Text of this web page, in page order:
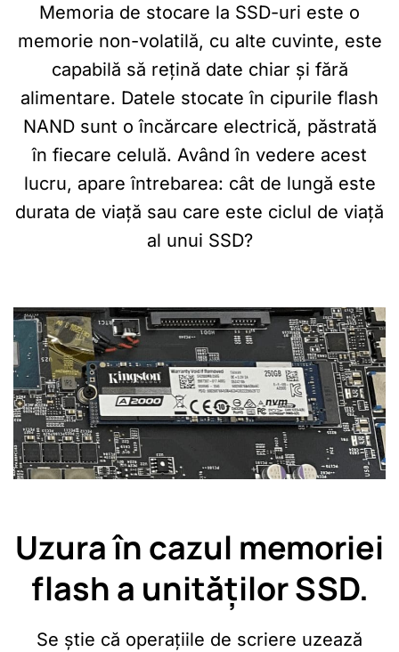
Memoria de stocare la SSD-uri este o
memorie non-volatilă, cu alte cuvinte, este
capabilă să rețină date chiar și fără
alimentare. Datele stocate în cipurile flash
NAND sunt o încărcare electrică, păstrată
în fiecare celulă. Având în vedere acest
lucru, apare întrebarea: cât de lungă este
durata de viață sau care este ciclul de viață
al unui SSD?
Uzura în cazul memoriei
flash a unităților SSD.
Se știe că operațiile de scriere uzează